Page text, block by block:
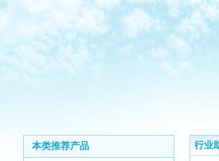
本类推荐产品 行业